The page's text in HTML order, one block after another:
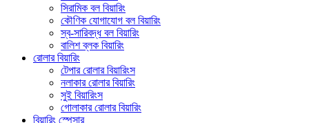
সিরামিক বল বিয়ারিং
কৌণিক যোগাযোগ বল বিয়ারিং
স্ব-সারিবদ্ধ বল বিয়ারিং
বালিশ ব্লক বিয়ারিং
রোলার বিয়ারিং
টেপার রোলার বিয়ারিংস
নলাকার রোলার বিয়ারিং
সুই বিয়ারিংস
গোলাকার রোলার বিয়ারিং
বিয়ারিং স্পেসার